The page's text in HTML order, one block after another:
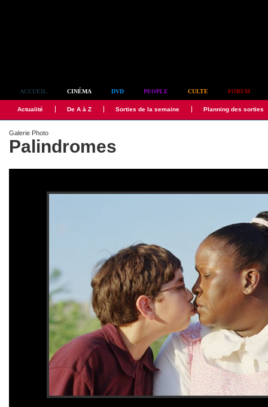
ACCUEIL CINÉMA DVD PEOPLE CULTE FORUM
Actualité De A à Z Sorties de la semaine Planning des sorties
Galerie Photo
Palindromes